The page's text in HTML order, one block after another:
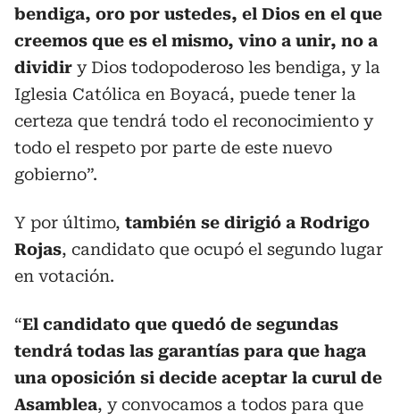
bendiga, oro por ustedes, el Dios en el que
creemos que es el mismo, vino a unir, no a
dividir y Dios todopoderoso les bendiga, y la
Iglesia Católica en Boyacá, puede tener la
certeza que tendrá todo el reconocimiento y
todo el respeto por parte de este nuevo
gobierno”.
Y por último, también se dirigió a Rodrigo
Rojas, candidato que ocupó el segundo lugar
en votación.
“El candidato que quedó de segundas
tendrá todas las garantías para que haga
una oposición si decide aceptar la curul de
Asamblea, y convocamos a todos para que